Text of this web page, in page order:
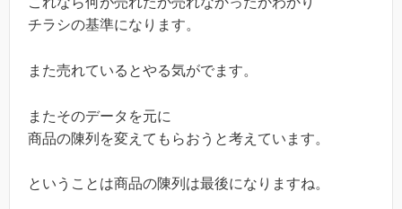
チラシの基準になります。
また売れているとやる気がでます。
またそのデータを元に
商品の陳列を変えてもらおうと考えています。
ということは商品の陳列は最後になりますね。